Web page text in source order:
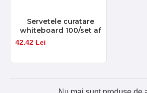
Servetele curatare
whiteboard 100/set af
42.42 Lei